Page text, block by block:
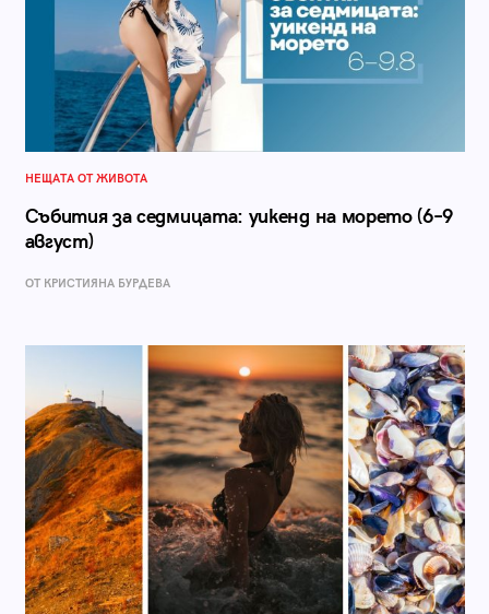
НЕЩАТА ОТ ЖИВОТА
Събития за седмицата: уикенд на морето (6–9
август)
ОТ КРИСТИЯНА БУРДЕВА